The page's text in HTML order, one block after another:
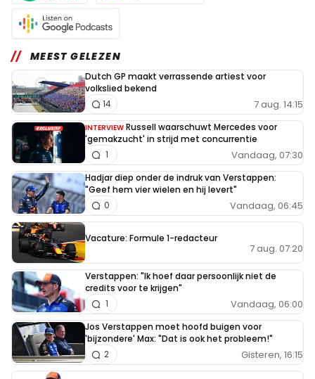
MEEST GELEZEN
Dutch GP maakt verrassende artiest voor
volkslied bekend
7 aug. 14:15
14
INTERVIEW Russell waarschuwt Mercedes voor
'gemakzucht' in strijd met concurrentie
Vandaag, 07:30
1
Hadjar diep onder de indruk van Verstappen:
"Geef hem vier wielen en hij levert"
Vandaag, 06:45
0
Vacature: Formule 1-redacteur
7 aug. 07:20
Verstappen: "Ik hoef daar persoonlijk niet de
credits voor te krijgen"
Vandaag, 06:00
1
Jos Verstappen moet hoofd buigen voor
'bijzondere' Max: "Dat is ook het probleem!"
Gisteren, 16:15
2